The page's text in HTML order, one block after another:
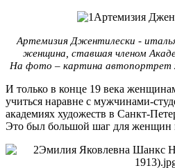
Артемизия Джентилески -
женщина, ставшая членом
На фото – картина автопортрет
И только в конце 19 века
учиться наравне с мужчинами-
академиях художеств в Санкт-
Это был большой шаг для женщин